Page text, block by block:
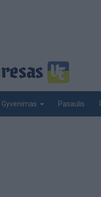
Gyvenimas Pasaulis